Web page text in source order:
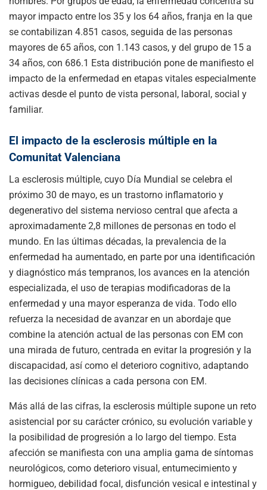
mayor impacto entre los 35 y los 64 años, franja en la que
se contabilizan 4.851 casos, seguida de las personas
mayores de 65 años, con 1.143 casos, y del grupo de 15 a
34 años, con 686.1 Esta distribución pone de manifiesto el
impacto de la enfermedad en etapas vitales especialmente
activas desde el punto de vista personal, laboral, social y
familiar.
El impacto de la esclerosis múltiple en la
Comunitat Valenciana
La esclerosis múltiple, cuyo Día Mundial se celebra el
próximo 30 de mayo, es un trastorno inflamatorio y
degenerativo del sistema nervioso central que afecta a
aproximadamente 2,8 millones de personas en todo el
mundo. En las últimas décadas, la prevalencia de la
enfermedad ha aumentado, en parte por una identificación
y diagnóstico más tempranos, los avances en la atención
especializada, el uso de terapias modificadoras de la
enfermedad y una mayor esperanza de vida. Todo ello
refuerza la necesidad de avanzar en un abordaje que
combine la atención actual de las personas con EM con
una mirada de futuro, centrada en evitar la progresión y la
discapacidad, así como el deterioro cognitivo, adaptando
las decisiones clínicas a cada persona con EM.
Más allá de las cifras, la esclerosis múltiple supone un reto
asistencial por su carácter crónico, su evolución variable y
la posibilidad de progresión a lo largo del tiempo. Esta
afección se manifiesta con una amplia gama de síntomas
neurológicos, como deterioro visual, entumecimiento y
hormigueo, debilidad focal, disfunción vesical e intestinal y